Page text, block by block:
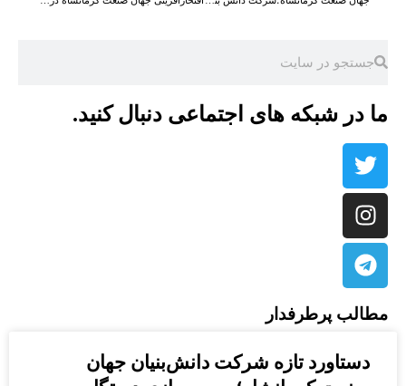
ما در شبکه های اجتماعی دنبال کنید.
مطالب پرطرفدار
دستاورد تازه شرکت دانش‌بنیان جهان